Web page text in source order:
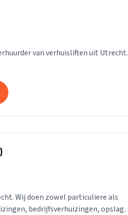
van verhuisliften uit Utrecht.
Wij doen zowel particuliere als
bedrijfsverhuizingen, opslag